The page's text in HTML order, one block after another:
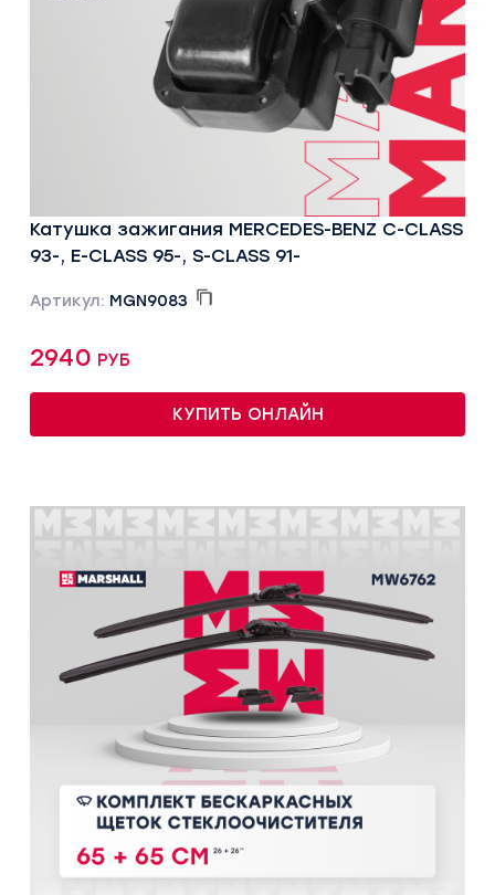
Катушка зажигания MERCEDES-BENZ C-CLASS
93-, E-CLASS 95-, S-CLASS 91-
Артикул: MGN9083
2940 руб
КУПИТЬ ОНЛАЙН